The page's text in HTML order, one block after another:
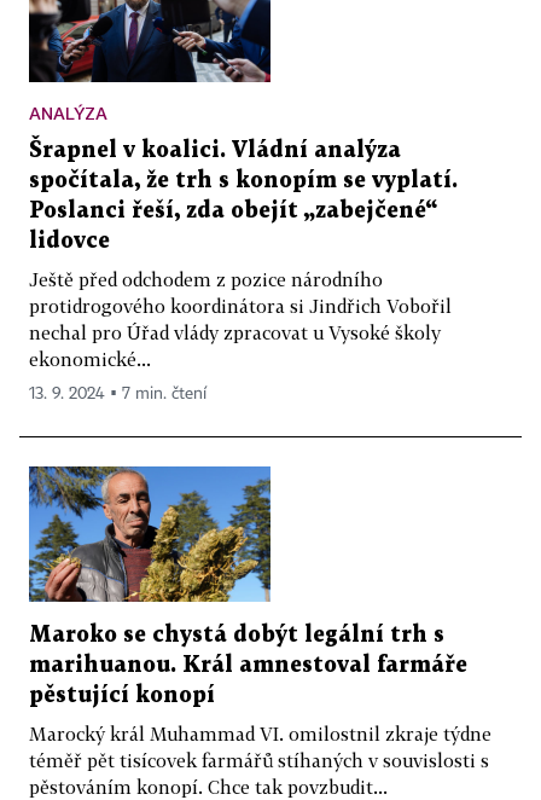
ANALÝZA
Šrapnel v koalici. Vládní analýza
spočítala, že trh s konopím se vyplatí.
Poslanci řeší, zda obejít „zabejčené“
lidovce
Ještě před odchodem z pozice národního
protidrogového koordinátora si Jindřich Vobořil
nechal pro Úřad vlády zpracovat u Vysoké školy
ekonomické...
13. 9. 2024 ▪ 7 min. čtení
Maroko se chystá dobýt legální trh s
marihuanou. Král amnestoval farmáře
pěstující konopí
Marocký král Muhammad VI. omilostnil zkraje týdne
téměř pět tisícovek farmářů stíhaných v souvislosti s
pěstováním konopí. Chce tak povzbudit...